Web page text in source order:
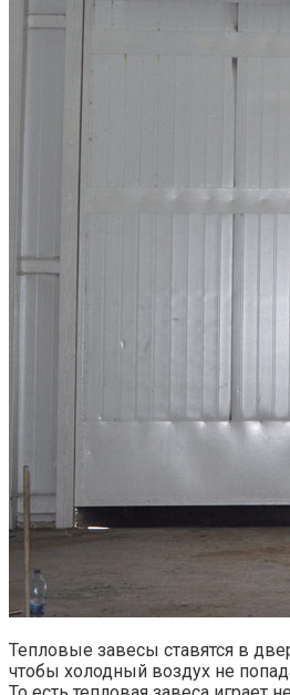
Тепловые завесы ставятся в
чтобы холодный воздух не